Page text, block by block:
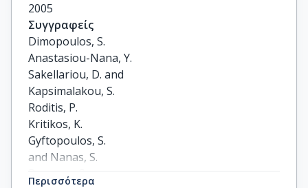
2005
Συγγραφείς
Dimopoulos, S.
Anastasiou-Nana, Y.
Sakellariou, D. and
Kapsimalakou, S.
Roditis, P.
Kritikos, K.
Gyftopoulos, S.
and Nanas, S.
Roussos, C.
Περισσότερα